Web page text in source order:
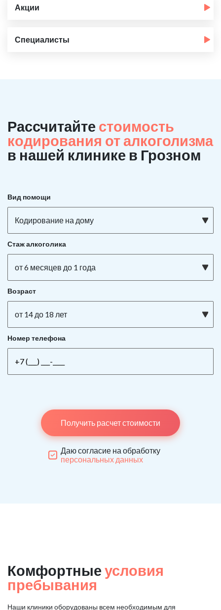
Акции
Специалисты
Рассчитайте стоимость
кодирования от алкоголизма
в нашей клинике в Грозном
Вид помощи
Кодирование на дому
Стаж алкоголика
от 6 месяцев до 1 года
Возраст
от 14 до 18 лет
Номер телефона
Получить расчет стоимости
Даю согласие на обработку
персональных данных
Комфортные условия
пребывания
Наши клиники оборудованы всем необходимым для